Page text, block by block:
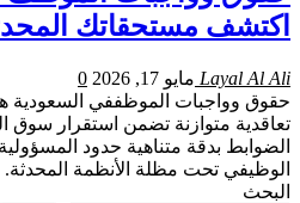
اكتشف مستحقاتك
Layal Al Ali مايو 17, 2026
0
حقوق وواجبات ا لموظففي السعودية
تعاقدية متوازنة تضمن استقرار سوق
الضوابط بدقة متناهية حدود
الوظيفي تحت مظلة الأنظمة
البحث